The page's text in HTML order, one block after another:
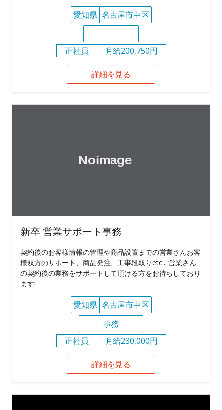
愛知県 名古屋市中区
IT
正社員
月給200,750円
詳細を見る
新卒 営業サポート事務
契約後のお客様情報の管理や商品設置までの営業さんお客
様双方のサポート、商品発注、工事段取りetc... 営業さん
の契約後の業務をサポートして頂ける方をお待ちしており
ます!
愛知県 名古屋市中区
事務
正社員
月給230,000円
詳細を見る